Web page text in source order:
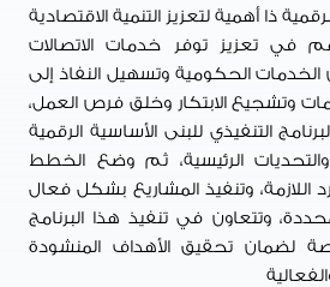
ذا أهمية لتعزيز التنمية الاقتصادية
في تعزيز توفر خدمات الاتصالات
الخدمات الحكومية وتسهيل النفاذ إلى
وتشجيع الابتكار وخلق فرص العمل،
التنفيذي للبنى الأساسية الرقمية
الرئيسية، ثم وضع الخطط
اللازمة، وتنفيذ المشاريع بشكل فعال
وتتعاون في تنفيذ هذا البرنامج
لضمان تحقيق الأهداف المنشودة